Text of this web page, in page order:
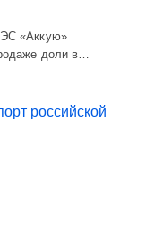
«Аккую»
доли в…